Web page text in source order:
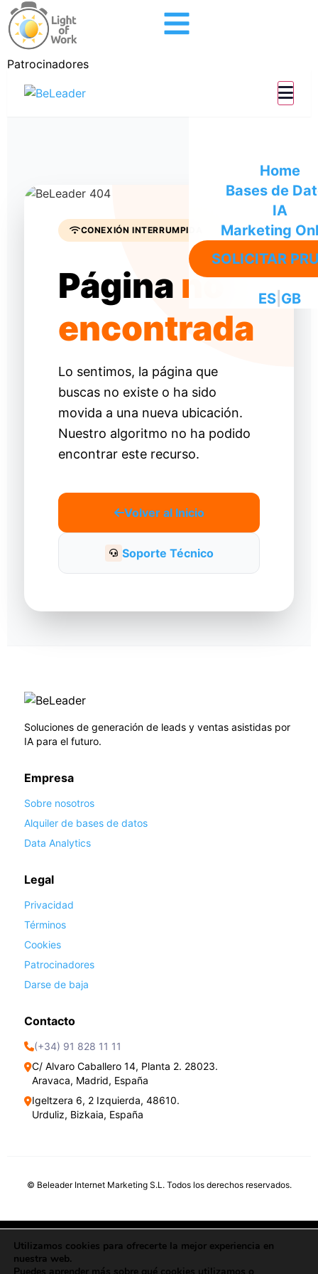
Patrocinadores
Home
Bases de
IA
Marketing
SOLICITAR
ES GB
CONEXIÓN INTERRUMPIDA
Página no
encontrada
Lo sentimos, la página que
buscas no existe o ha sido
movida a una nueva ubicación.
Nuestro algoritmo no ha podido
encontrar este recurso.
Volver al Inicio
Soporte Técnico
Soluciones de generación de leads y ventas asistidas por
IA para el futuro.
Empresa
Sobre nosotros
Alquiler de bases de datos
Data Analytics
Legal
Privacidad
Términos
Cookies
Patrocinadores
Darse de baja
Contacto
(+34) 91 828 11 11
C/ Alvaro Caballero 14, Planta 2. 28023.
Aravaca, Madrid, España
Igeltzera 6, 2 Izquierda, 48610.
Urduliz, Bizkaia, España
© Beleader Internet Marketing S.L. Todos los derechos reservados.
Política de Privacidad Política de Cookies
Utilizamos cookies para ofrecerte la mejor experiencia en
nuestra web.